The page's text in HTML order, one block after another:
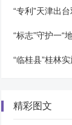
“专利”天津出
“标志”守护一“
“临桂县”桂林
精彩图文